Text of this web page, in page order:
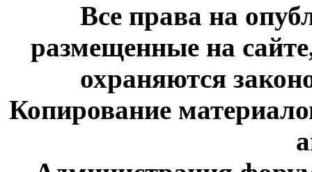
Все права на
размещенные на
охраняются
Копирование